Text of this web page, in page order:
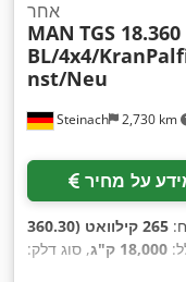
Steinach 2,730 km
אחר
MAN TGS 18.360
BL/4x4/
nst/Neu
על מחיר
265 קילוואט (360.30
18,000 ק"ג
, סוג דלק: